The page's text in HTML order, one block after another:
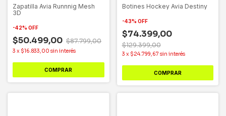
Zapatilla Avia Runnnig Mesh
3D
-42% OFF
$50.499,00 $87.799,00
3 x $16.833,00 sin interés
COMPRAR
Botines Hockey Avia Destiny
-43% OFF
$74.399,00
$129.399,00
3 x $24.799,67 sin interés
COMPRAR